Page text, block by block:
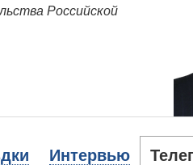
Российской
Интервью